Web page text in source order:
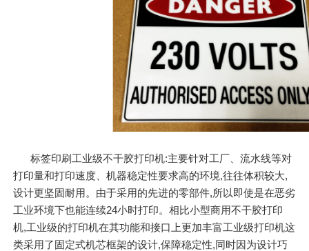
标签印刷工业级不干胶打印机:主要针对工厂、流水线等对
打印量和打印速度、机器稳定性要求高的环境,往往体积较大,
设计更坚固耐用。由于采用的先进的零部件,所以即使是在恶劣
工业环境下也能连续24小时打印。相比小型商用不干胶打印
机,工业级的打印机在其功能和接口上更加丰富工业级打印机这
类采用了固定式机芯框架的设计,保障稳定性,同时因为设计巧